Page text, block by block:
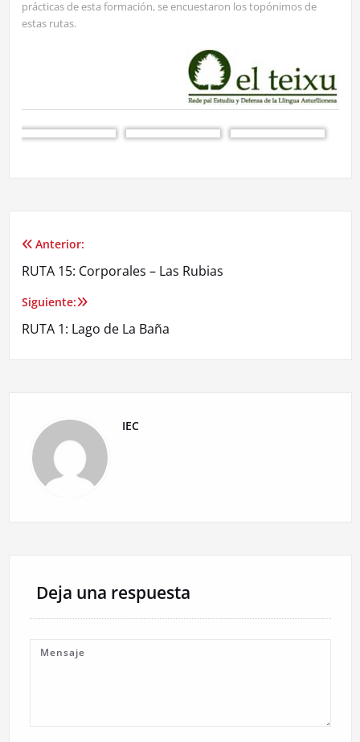
prácticas de esta formación, se encuestaron los topónimos de
estas rutas.
Navegación
de
entradas
Anterior:
RUTA 15: Corporales – Las Rubias
Siguiente:
RUTA 1: Lago de La Baña
IEC
Deja una respuesta